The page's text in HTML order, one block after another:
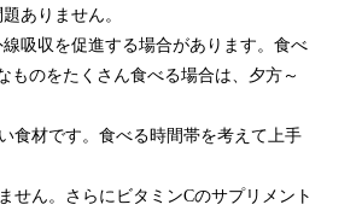
ありません。
吸収を促進する場合があります。食べ
ものをたくさん食べる場合は、夕方～
食材です。食べる時間帯を考えて上手
せん。さらにビタミンCのサプリメント